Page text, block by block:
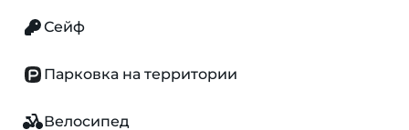
Сейф
Парковка на территории
Велосипед